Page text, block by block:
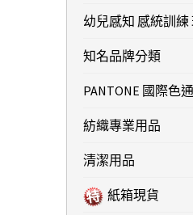
幼兒感知 感統訓練
知名品牌分類
PANTONE 國際色通
紡織專業用品
清潔用品
紙箱現貨